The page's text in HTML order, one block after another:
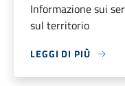
Informazione sui
sul territorio
LEGGI DI PIÙ